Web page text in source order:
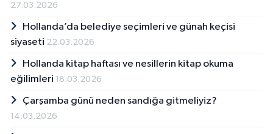
27.03.2026
Hollanda’da belediye seçimleri ve günah keçisi
siyaseti 22.03.2026
Hollanda kitap haftası ve nesillerin kitap okuma
eğilimleri 18.03.2026
Çarşamba günü neden sandığa gitmeliyiz?
14.03.2026